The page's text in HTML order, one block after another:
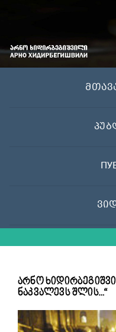
არნო
ნაკვალევს შლის…“